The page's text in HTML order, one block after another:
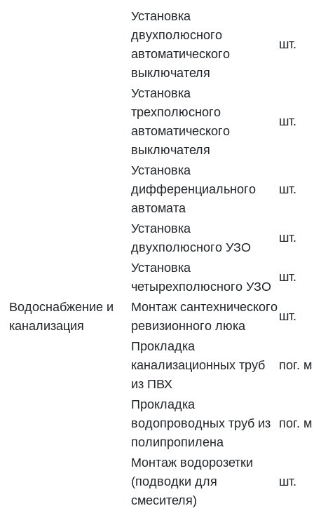
Установка
двухполюсного
автоматического
выключателя
шт.
Установка
трехполюсного
автоматического
выключателя
шт.
Установка
дифференциального
автомата
шт.
Установка
двухполюсного УЗО
шт.
Установка
четырехполюсного УЗО
шт.
Водоснабжение и
канализация
Монтаж сантехнического
ревизионного люка
шт.
Прокладка
канализационных труб
из ПВХ
пог. м
Прокладка
водопроводных труб из
полипропилена
пог. м
Монтаж водорозетки
(подводки для
смесителя)
шт.